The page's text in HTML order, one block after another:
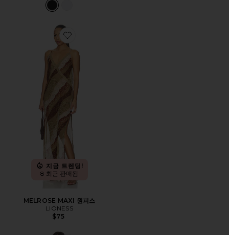
지금 트렌딩!
8 최근 판매됨
MELROSE MAXI 원피스
LIONESS
$75